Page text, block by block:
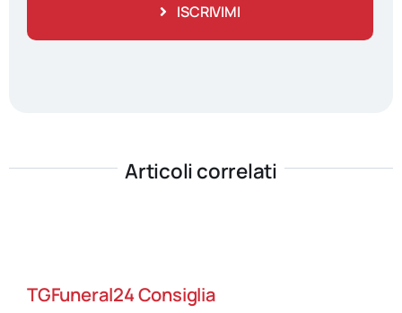
ISCRIVIMI
Articoli correlati
TGFuneral24 Consiglia